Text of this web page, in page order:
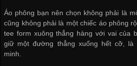
Áo phông bạn nên chọn không phải là
cũng không phải là một chiếc áo phông
tee form xuông thẳng hàng với vai của
giữ một đường thẳng xuống hết cỡ, là
minh.